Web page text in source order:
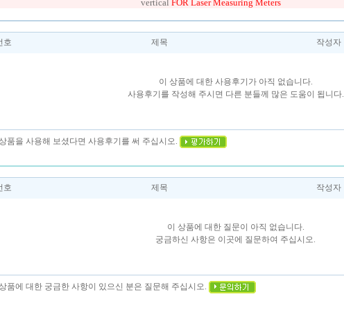
vertical FOR Laser Measuring Meters
호 제목 작성자
이 상품에 대한 사용후기가 아직 없습니다.
사용후기를 작성해 주시면 다른 분들께 많은 도움이 됩니다.
품을 사용해 보셨다면 사용후기를 써 주십시오.
호 제목 작성자
이 상품에 대한 질문이 아직 없습니다.
궁금하신 사항은 이곳에 질문하여 주십시오.
품에 대한 궁금한 사항이 있으신 분은 질문해 주십시오.